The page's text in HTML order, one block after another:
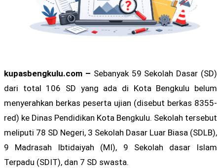
kupasbengkulu.com – Sebanyak 59 Sekolah Dasar (SD)
dari total 106 SD yang ada di Kota Bengkulu belum
menyerahkan berkas peserta ujian (disebut berkas 8355-
red) ke Dinas Pendidikan Kota Bengkulu. Sekolah tersebut
meliputi 78 SD Negeri, 3 Sekolah Dasar Luar Biasa (SDLB),
9 Madrasah Ibtidaiyah (MI), 9 Sekolah dasar Islam
Terpadu (SDIT), dan 7 SD swasta.